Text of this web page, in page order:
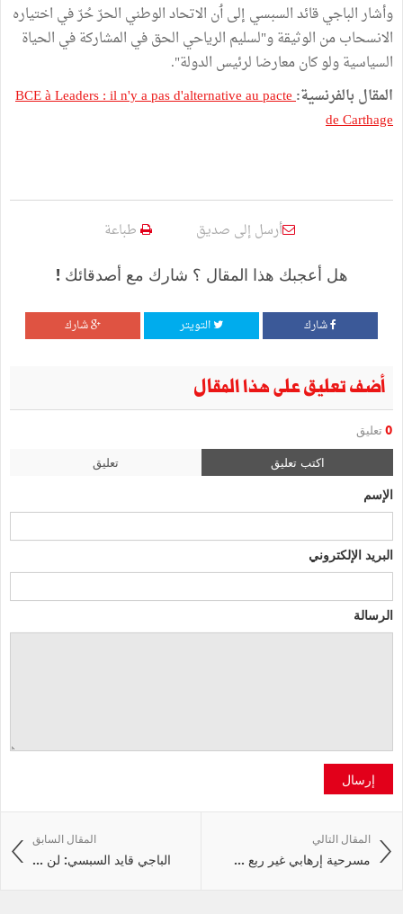
وأشار الباجي قائد السبسي إلى ٲن الاتحاد الوطني الحرّ حُرّ في اختياره
الانسحاب من الوثيقة و"لسليم الرياحي الحق في المشاركة في الحياة
السياسية ولو كان معارضا لرئيس الدولة".
المقال بالفرنسية:BCE à Leaders : il n'y a pas d'alternative au pacte
de Carthage
أرسل إلى صديق طباعة
هل أعجبك هذا المقال ؟ شارك مع أصدقائك !
شارك التويتر شارك
أضف تعليق على هذا المقال
0 تعليق
اكتب تعليق تعليق
الإسم
البريد الإلكتروني
الرسالة
إرسال
المقال السابق
الباجي قايد السبسي: لن ...
المقال التالي
مسرحية إرهابي غير ربع ...